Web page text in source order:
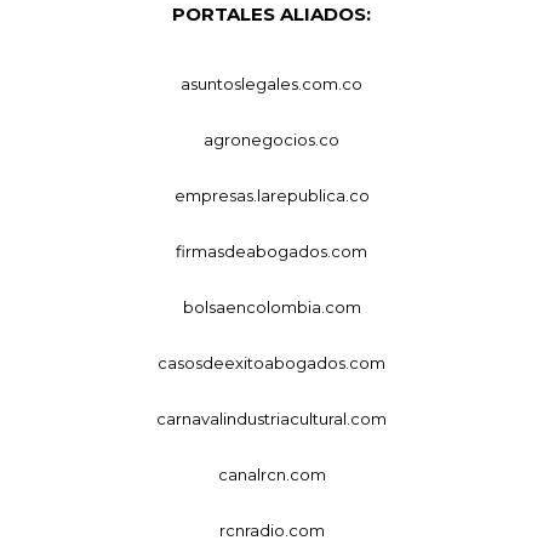
PORTALES ALIADOS:
asuntoslegales.com.co
agronegocios.co
empresas.larepublica.co
firmasdeabogados.com
bolsaencolombia.com
casosdeexitoabogados.com
carnavalindustriacultural.com
canalrcn.com
rcnradio.com